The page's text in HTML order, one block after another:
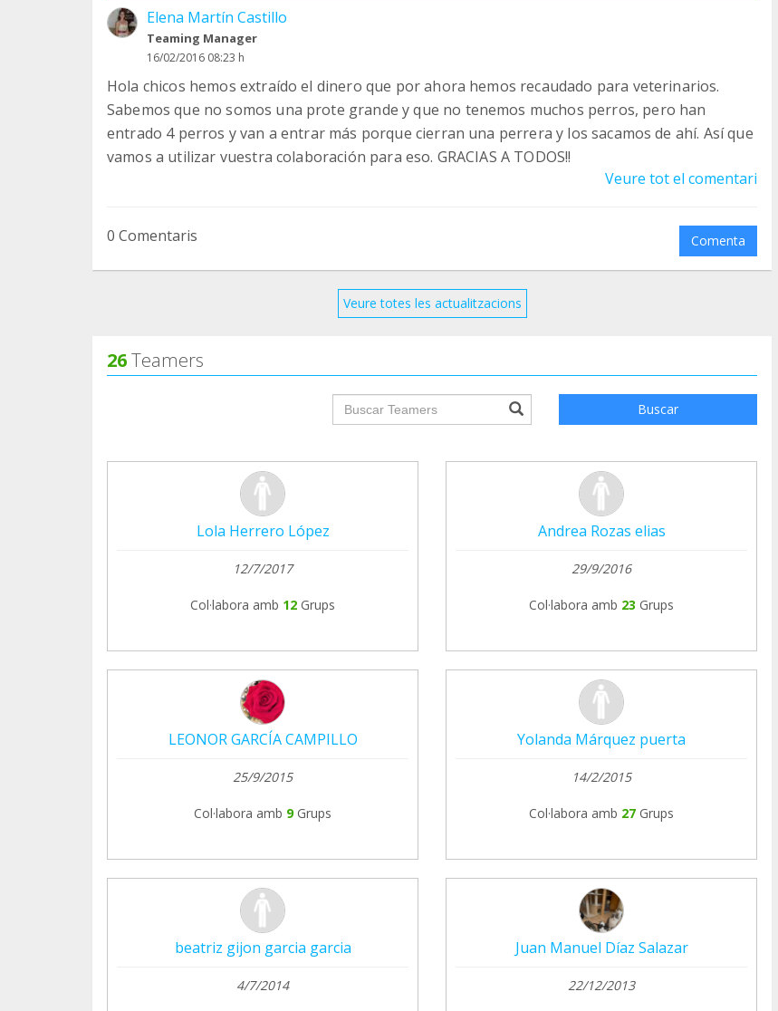
Elena Martín Castillo
Teaming Manager
16/02/2016 08:23 h
Hola chicos hemos extraído el dinero que por ahora hemos recaudado para veterinarios.
Sabemos que no somos una prote grande y que no tenemos muchos perros, pero han
entrado 4 perros y van a entrar más porque cierran una perrera y los sacamos de ahí. Así que
vamos a utilizar vuestra colaboración para eso. GRACIAS A TODOS!!
Veure tot el comentari
0 Comentaris Comenta
Veure totes les actualitzacions
26Teamers
groupProfile.searchForm.search.text??? Buscar
Lola Herrero López
12/7/2017
Col·labora amb 12 Grups
Andrea Rozas elias
29/9/2016
Col·labora amb 23 Grups
LEONOR GARCÍA CAMPILLO
25/9/2015
Col·labora amb 9 Grups
Yolanda Márquez puerta
14/2/2015
Col·labora amb 27 Grups
beatriz gijon garcia garcia
4/7/2014
Juan Manuel Díaz Salazar
22/12/2013